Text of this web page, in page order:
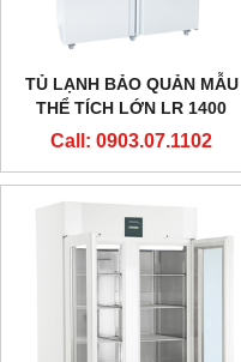
TỦ LẠNH BẢO QUẢN MẪU
THỂ TÍCH LỚN LR 1400
HÃNG ARCTIKO - ĐAN MẠCH
Call: 0903.07.1102